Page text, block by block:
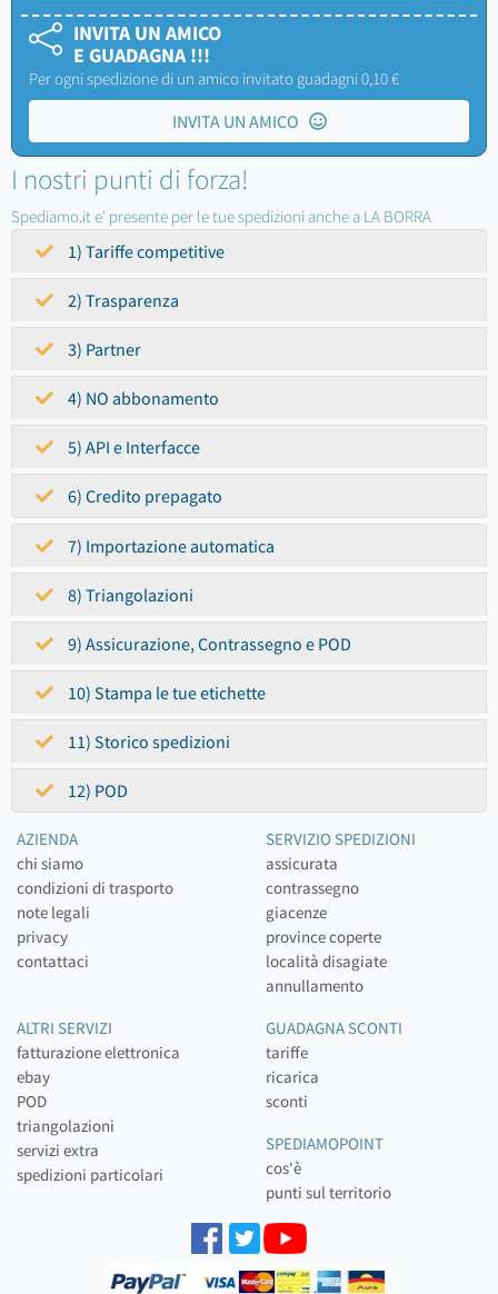
INVITA UN AMICO
E GUADAGNA !!!
Per ogni spedizione di un amico invitato guadagni 0,10 €
INVITA UN AMICO
I nostri punti di forza!
Spediamo.it e' presente per le tue spedizioni anche a LA BORRA
1) Tariffe competitive
2) Trasparenza
3) Partner
4) NO abbonamento
5) API e Interfacce
6) Credito prepagato
7) Importazione automatica
8) Triangolazioni
9) Assicurazione, Contrassegno e POD
10) Stampa le tue etichette
11) Storico spedizioni
12) POD
AZIENDA
chi siamo
condizioni di trasporto
note legali
privacy
contattaci
SERVIZIO SPEDIZIONI
assicurata
contrassegno
giacenze
province coperte
località disagiate
annullamento
ALTRI SERVIZI
fatturazione elettronica
ebay
POD
triangolazioni
servizi extra
spedizioni particolari
GUADAGNA SCONTI
tariffe
ricarica
sconti
SPEDIAMOPOINT
cos'è
punti sul territorio